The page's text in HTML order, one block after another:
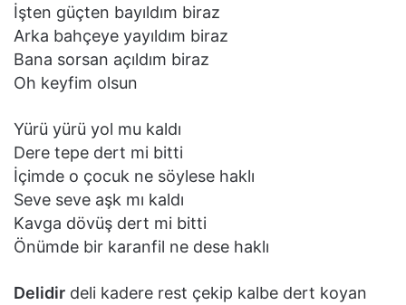
İşten güçten bayıldım biraz
Arka bahçeye yayıldım biraz
Bana sorsan açıldım biraz
Oh keyfim olsun
Yürü yürü yol mu kaldı
Dere tepe dert mi bitti
İçimde o çocuk ne söylese haklı
Seve seve aşk mı kaldı
Kavga dövüş dert mi bitti
Önümde bir karanfil ne dese haklı
Delidir deli kadere rest çekip kalbe dert koyan